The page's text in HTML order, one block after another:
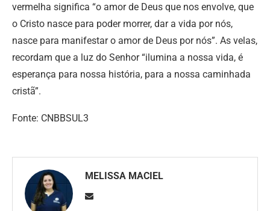
vermelha significa “o amor de Deus que nos envolve, que
o Cristo nasce para poder morrer, dar a vida por nós,
nasce para manifestar o amor de Deus por nós”. As velas,
recordam que a luz do Senhor “ilumina a nossa vida, é
esperança para nossa história, para a nossa caminhada
cristã”.
Fonte: CNBBSUL3
MELISSA MACIEL